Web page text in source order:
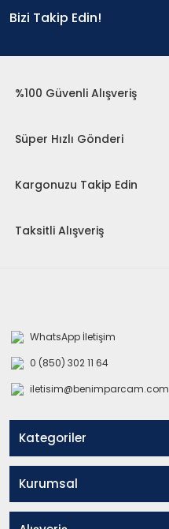
Bizi Takip Edin!
%100 Güvenli Alışveriş
Süper Hızlı Gönderi
Kargonuzu Takip Edin
Taksitli Alışveriş
WhatsApp İletişim
0 (850) 302 11 64
iletisim@benimparcam.com
Kategoriler
Kurumsal